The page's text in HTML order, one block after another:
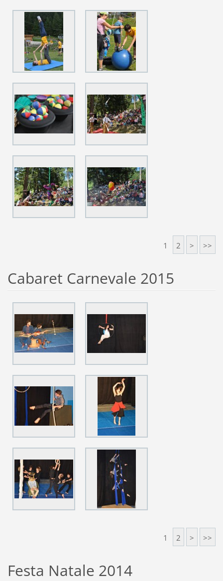
1 2 > >>
Cabaret Carnevale 2015
1 2 > >>
Festa Natale 2014